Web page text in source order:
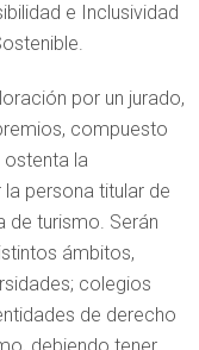
e Inclusividad
por un jurado,
compuesto
ostenta la
persona titular de
de turismo. Serán
ámbitos,
colegios
de derecho